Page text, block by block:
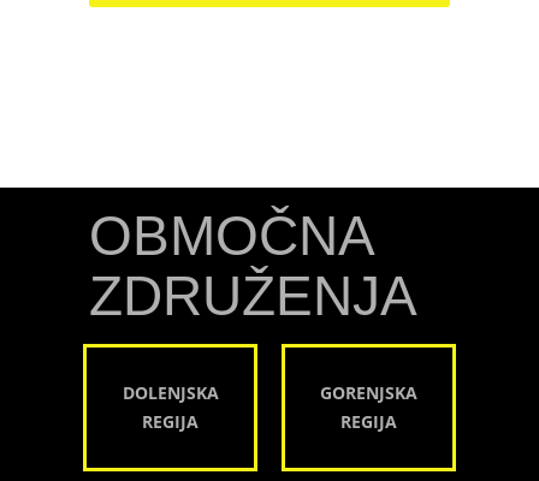
OBMOČNA
ZDRUŽENJA
DOLENJSKA
REGIJA
GORENJSKA
REGIJA